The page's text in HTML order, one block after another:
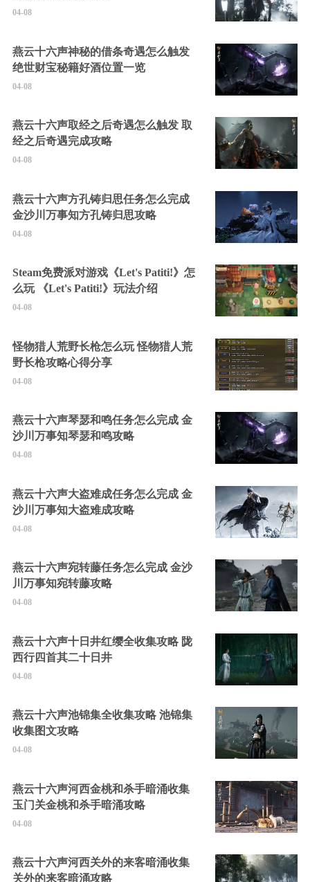
04-08
燕云十六声神秘的借条奇遇怎么触发
绝世财宝秘籍好酒位置一览
04-08
燕云十六声取经之后奇遇怎么触发 取
经之后奇遇完成攻略
04-08
燕云十六声方孔铸归思任务怎么完成
金沙川万事知方孔铸归思攻略
04-08
Steam免费派对游戏《Let's Patiti!》怎
么玩 《Let's Patiti!》玩法介绍
04-08
怪物猎人荒野长枪怎么玩 怪物猎人荒
野长枪攻略心得分享
04-08
燕云十六声琴瑟和鸣任务怎么完成 金
沙川万事知琴瑟和鸣攻略
04-08
燕云十六声大盗难成任务怎么完成 金
沙川万事知大盗难成攻略
04-08
燕云十六声宛转藤任务怎么完成 金沙
川万事知宛转藤攻略
04-08
燕云十六声十日井红缨全收集攻略 陇
西行四首其二十日井
04-08
燕云十六声池锦集全收集攻略 池锦集
收集图文攻略
04-08
燕云十六声河西金桃和杀手暗涌收集
玉门关金桃和杀手暗涌攻略
04-08
燕云十六声河西关外的来客暗涌收集
关外的来客暗涌攻略